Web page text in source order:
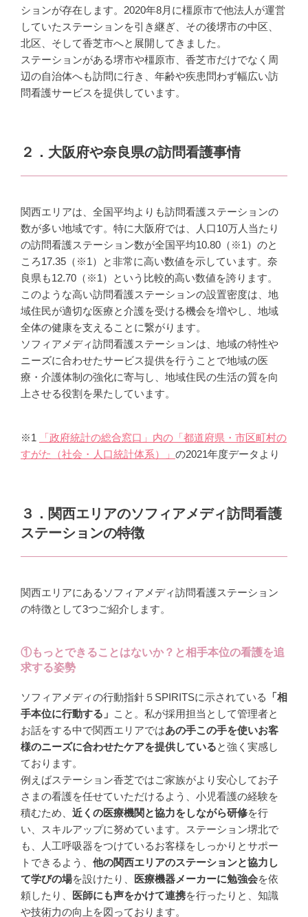
ションが存在します。2020年8月に橿原市で他法人が運営
していたステーションを引き継ぎ、その後堺市の中区、
北区、そして香芝市へと展開してきました。
ステーションがある堺市や橿原市、香芝市だけでなく周
辺の自治体へも訪問に行き、年齢や疾患問わず幅広い訪
問看護サービスを提供しています。
２．大阪府や奈良県の訪問看護事情
関西エリアは、全国平均よりも訪問看護ステーションの
数が多い地域です。特に大阪府では、人口10万人当たり
の訪問看護ステーション数が全国平均10.80（※1）のと
ころ17.35（※1）と非常に高い数値を示しています。奈
良県も12.70（※1）という比較的高い数値を誇ります。
このような高い訪問看護ステーションの設置密度は、地
域住民が適切な医療と介護を受ける機会を増やし、地域
全体の健康を支えることに繋がります。
ソフィアメディ訪問看護ステーションは、地域の特性や
ニーズに合わせたサービス提供を行うことで地域の医
療・介護体制の強化に寄与し、地域住民の生活の質を向
上させる役割を果たしています。
※1
「政府統計の総合窓口」内の「都道府県・市区町村の
すがた（社会・人口統計体系）」 の2021年度データより
３．関西エリアのソフィアメディ訪問看護
ステーションの特徴
関西エリアにあるソフィアメディ訪問看護ステーション
の特徴として3つご紹介します。
①もっとできることはないか？と相手本位の看護を追
求する姿勢
ソフィアメディの行動指針５SPIRITSに示されている
「相
手本位に行動する」 こと。私が採用担当として管理者と
お話をする中で関西エリアではあの手この手を使いお客
様のニーズに合わせたケアを提供していると強く実感し
ております。
例えばステーション香芝ではご家族がより安心してお子
さまの看護を任せていただけるよう、小児看護の経験を
積むため、 近くの医療機関と協力をしながら研修を行
い、スキルアップに努めています。ステーション堺北で
も、人工呼吸器をつけているお客様をしっかりとサポー
トできるよう、 他の関西エリアのステーションと協力し
て学びの場を設けたり、 医療機器メーカーに勉強会を依
頼したり、
医師にも声をかけて連携を行ったりと、知識
や技術力の向上を図っております。